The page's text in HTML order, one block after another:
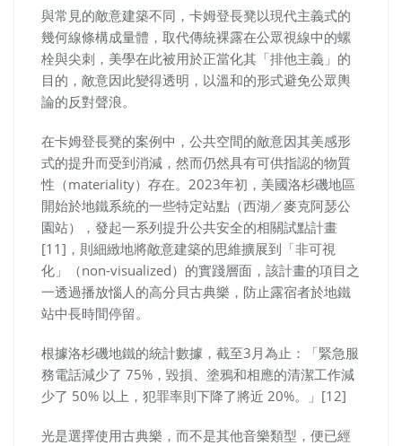
與常見的敵意建築不同，卡姆登長凳以現代主義式的
幾何線條構成量體，取代傳統裸露在公眾視線中的螺
栓與尖刺， 美學在此被用於正當化其「排他主義」的
目的，敵意因此變得透明，以溫和的形式避免公眾輿
論的反對聲浪。
在卡姆登長凳的案例中，公共空間的敵意因其美感形
式的提升而受到消減，然而仍然具有可供指認的物質
性（materiality）存在。2023年初，美國洛杉磯地區
開始於地鐵系統的一些特定站點（西湖／麥克阿瑟公
園站），發起一系列提升公共安全的相關試點計畫
[11]，則細緻地將敵意建築的思維擴展到「非可視
化」（non-visualized）的實踐層面，該計畫的項目之
一透過播放惱人的高分貝古典樂，防止露宿者於地鐵
站中長時間停留。
根據洛杉磯地鐵的統計數據，截至3月為止：「緊急服
務電話減少了 75%，毀損、塗鴉和相應的清潔工作減
少了 50% 以上，犯罪率則下降了將近 20%。」[12]
光是選擇使用古典樂，而不是其他音樂類型，便已經